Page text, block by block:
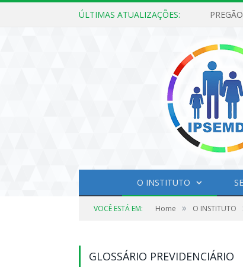
ÚLTIMAS ATUALIZAÇÕES:
O INSTITUTO
VOCÊ ESTÁ EM: Home » O INSTITUTO
GLOSSÁRIO PREVIDENCIÁRIO